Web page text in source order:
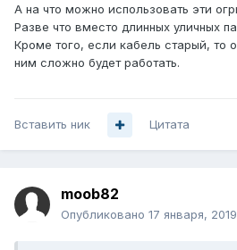
А на что можно использовать эти
Разве что вместо длинных уличных
Кроме того, если кабель старый, то
ним сложно будет работать.
Вставить ник Цитата
moob82
Опубликовано 17 января, 2019